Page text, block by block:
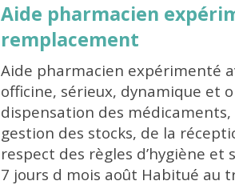
Aide pharmacien
remplacement
Aide pharmacien expérimenté
officine, sérieux, dynamique et
dispensation des
gestion des stocks, de la
respect des règles d’hygiène
7 jours d mois août Habitué au